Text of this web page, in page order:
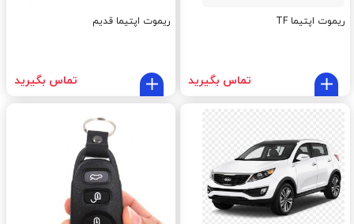
ریموت اپتیما TF
تماس بگیرید
ریموت اپتیما قدیم
تماس بگیرید